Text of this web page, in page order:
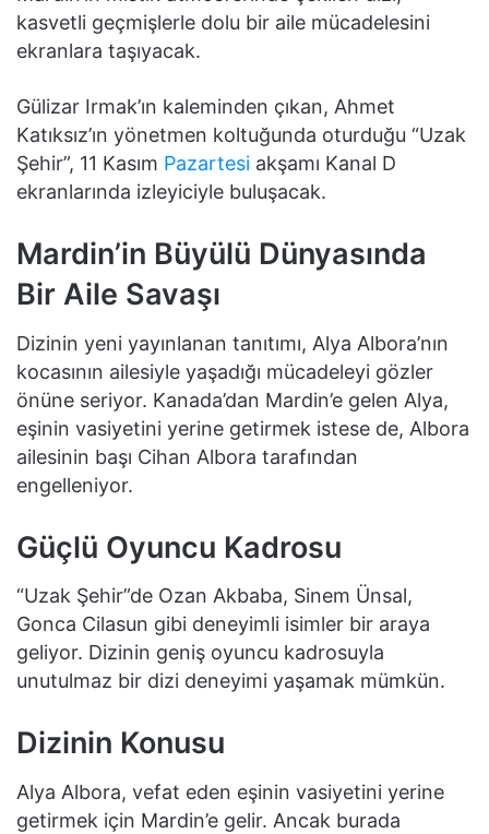
kasvetli geçmişlerle dolu bir aile mücadelesini
ekranlara taşıyacak.
Gülizar Irmak’ın kaleminden çıkan, Ahmet
Katıksız’ın yönetmen koltuğunda oturduğu “Uzak
Şehir”, 11 Kasım Pazartesi akşamı Kanal D
ekranlarında izleyiciyle buluşacak.
Mardin’in Büyülü Dünyasında
Bir Aile Savaşı
Dizinin yeni yayınlanan tanıtımı, Alya Albora’nın
kocasının ailesiyle yaşadığı mücadeleyi gözler
önüne seriyor. Kanada’dan Mardin’e gelen Alya,
eşinin vasiyetini yerine getirmek istese de, Albora
ailesinin başı Cihan Albora tarafından
engelleniyor.
Güçlü Oyuncu Kadrosu
“Uzak Şehir”de Ozan Akbaba, Sinem Ünsal,
Gonca Cilasun gibi deneyimli isimler bir araya
geliyor. Dizinin geniş oyuncu kadrosuyla
unutulmaz bir dizi deneyimi yaşamak mümkün.
Dizinin Konusu
Alya Albora, vefat eden eşinin vasiyetini yerine
getirmek için Mardin’e gelir. Ancak burada